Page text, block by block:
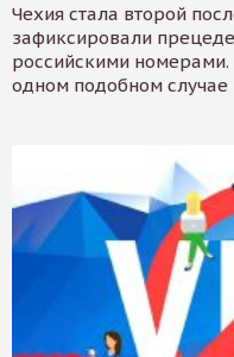
Чехия стала второй
зафиксировали
российскими
одном подобном случае